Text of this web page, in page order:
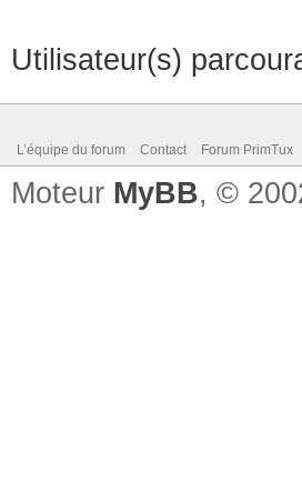
Utilisateur(s)
L’équipe du forum Contact Forum PrimTux
Moteur MyBB, ©